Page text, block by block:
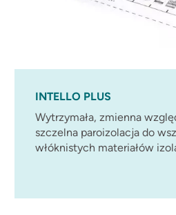
INTELLO PLUS
Wytrzymała, zmienna
szczelna paroizolacja do
włóknistych materiałów